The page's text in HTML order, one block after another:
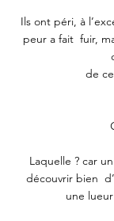
Ils ont péri, à
peur a fait  fuir,
de
Laquelle ? car
découvrir bien
une